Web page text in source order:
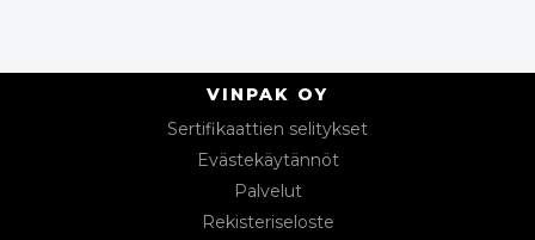
VINPAK OY
Sertifikaattien selitykset
Evästekäytännöt
Palvelut
Rekisteriseloste